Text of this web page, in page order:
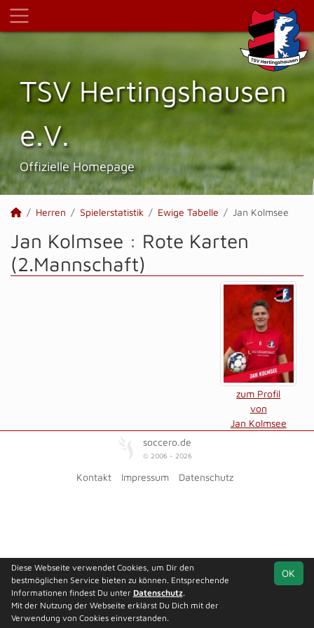
TSV Hertings­hausen
e.V.
Offizielle Homepage
Herren Spielerstatistik Ewige Tabelle Jan Kolmsee
Jan Kolmsee : Rote Karten
(2.Mannschaft)
zum Profil
von
Jan Kolmsee
soccero.de
© 2006 - 2026
Kontakt Impressum Datenschutz
OK
Diese Webseite verwendet Cookies, um Dir den
bestmöglichen Service bieten zu können. Entsprechende
Informationen findest Du unter Datenschutz.
Mit der Nutzung der Webseite erklärst Du Dich mit der
Verwendung von Cookies einverstanden.